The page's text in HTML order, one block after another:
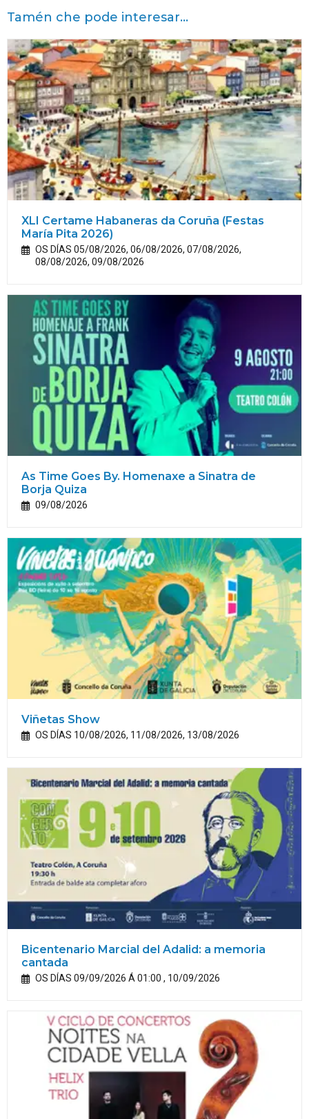
Tamén che pode interesar...
XLI Certame Habaneras da Coruña (Festas
María Pita 2026)
OS DÍAS 05/08/2026, 06/08/2026, 07/08/2026,
08/08/2026, 09/08/2026
As Time Goes By. Homenaxe a Sinatra de
Borja Quiza
09/08/2026
Viñetas Show
OS DÍAS 10/08/2026, 11/08/2026, 13/08/2026
Bicentenario Marcial del Adalid: a memoria
cantada
OS DÍAS 09/09/2026 Á 01:00 , 10/09/2026